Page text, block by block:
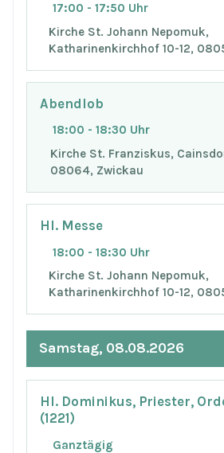
17:00 - 17:50 Uhr
Kirche St. Johann Nepomuk,
Katharinenkirchhof 10-12,
Abendlob
18:00 - 18:30 Uhr
Kirche St. Franziskus,
08064, Zwickau
Hl. Messe
18:00 - 18:30 Uhr
Kirche St. Johann Nepomuk,
Katharinenkirchhof 10-12,
Samstag, 08.08.2026
Hl. Dominikus, Priester,
(1221)
Ganztägig